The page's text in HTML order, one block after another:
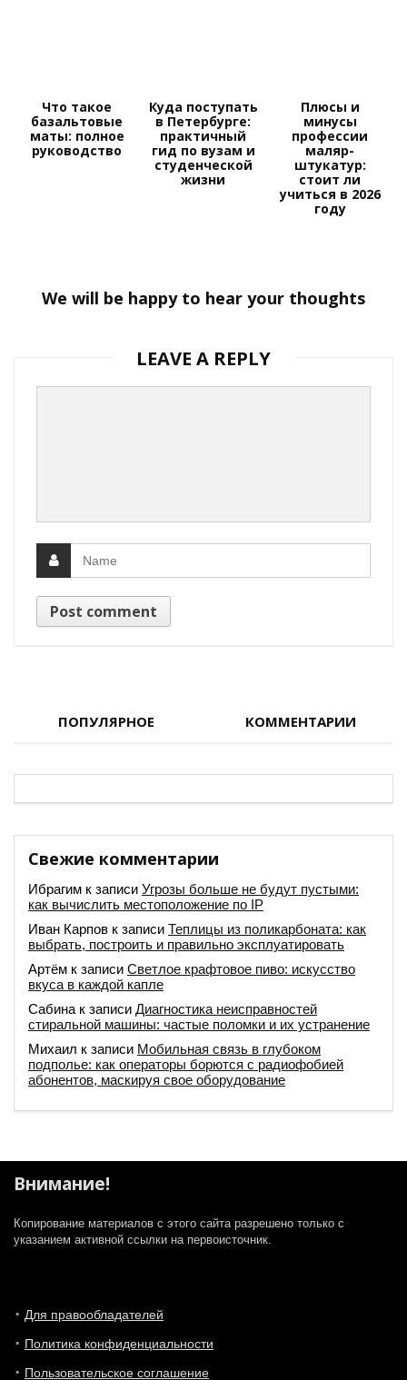
Что такое
базальтовые
маты: полное
руководство
Куда поступать
в Петербурге:
практичный
гид по вузам и
студенческой
жизни
Плюсы и
минусы
профессии
маляр-
штукатур:
стоит ли
учиться в 2026
году
We will be happy to hear your thoughts
LEAVE A REPLY
ПОПУЛЯРНОЕ КОММЕНТАРИИ
Свежие комментарии
Ибрагим к записи Угрозы больше не будут пустыми:
как вычислить местоположение по IP
Иван Карпов к записи Теплицы из поликарбоната: как
выбрать, построить и правильно эксплуатировать
Артём к записи Светлое крафтовое пиво: искусство
вкуса в каждой капле
Сабина к записи Диагностика неисправностей
стиральной машины: частые поломки и их устранение
Михаил к записи Мобильная связь в глубоком
подполье: как операторы борются с радиофобией
абонентов, маскируя свое оборудование
Внимание!
Копирование материалов с этого сайта разрешено только с
указанием активной ссылки на первоисточник.
Для правообладателей
Политика конфиденциальности
Пользовательское соглашение